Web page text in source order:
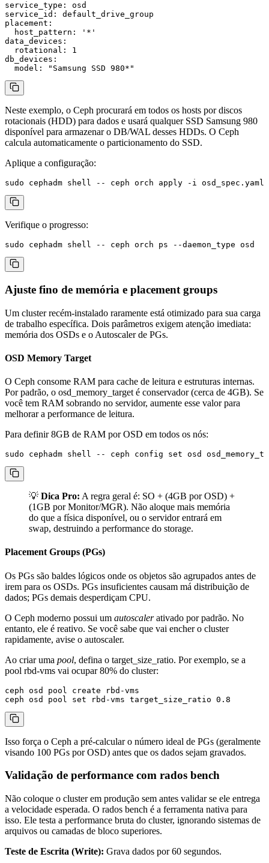
service_type: osd
service_id: default_drive_group
placement:
  host_pattern: '*'
data_devices:
  rotational: 1
db_devices:
Neste exemplo, o Ceph procurará em todos os hosts por discos
rotacionais (HDD) para dados e usará qualquer SSD Samsung 980
disponível para armazenar o DB/WAL desses HDDs. O Ceph
calcula automaticamente o particionamento do SSD.
Aplique a configuração:
Verifique o progresso:
Ajuste fino de memória e placement groups
Um cluster recém-instalado raramente está otimizado para sua carga
de trabalho específica. Dois parâmetros exigem atenção imediata:
memória dos OSDs e o Autoscaler de PGs.
OSD Memory Target
O Ceph consome RAM para cache de leitura e estruturas internas.
Por padrão, o osd_memory_target é conservador (cerca de 4GB). Se
você tem RAM sobrando no servidor, aumente esse valor para
melhorar a performance de leitura.
Para definir 8GB de RAM por OSD em todos os nós:
💡 Dica Pro: A regra geral é: SO + (4GB por OSD) +
(1GB por Monitor/MGR). Não aloque mais memória
do que a física disponível, ou o servidor entrará em
swap, destruindo a performance do storage.
Placement Groups (PGs)
Os PGs são baldes lógicos onde os objetos são agrupados antes de
irem para os OSDs. PGs insuficientes causam má distribuição de
dados; PGs demais desperdiçam CPU.
O Ceph moderno possui um autoscalerativado por padrão. No
entanto, ele é reativo. Se você sabe que vai encher o cluster
rapidamente, avise o autoscaler.
Ao criar uma pool, defina o target_size_ratio. Por exemplo, se a
pool rbd-vms vai ocupar 80% do cluster:
ceph osd pool create rbd-vms
Isso força o Ceph a pré-calcular o número ideal de PGs (geralmente
visando 100 PGs por OSD) antes que os dados sejam gravados.
Validação de performance com rados bench
Não coloque o cluster em produção sem antes validar se ele entrega
a velocidade esperada. O rados bench é a ferramenta nativa para
isso. Ele testa a performance bruta do cluster, ignorando sistemas de
arquivos ou camadas de bloco superiores.
Teste de Escrita (Write): Grava dados por 60 segundos.